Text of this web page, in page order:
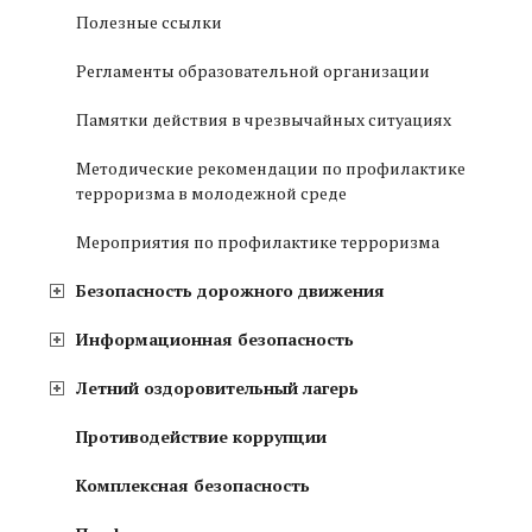
Полезные ссылки
Регламенты образовательной организации
Памятки действия в чрезвычайных ситуациях
Методические рекомендации по профилактике
терроризма в молодежной среде
Мероприятия по профилактике терроризма
Безопасность дорожного движения
Информационная безопасность
Летний оздоровительный лагерь
Противодействие коррупции
Комплексная безопасность